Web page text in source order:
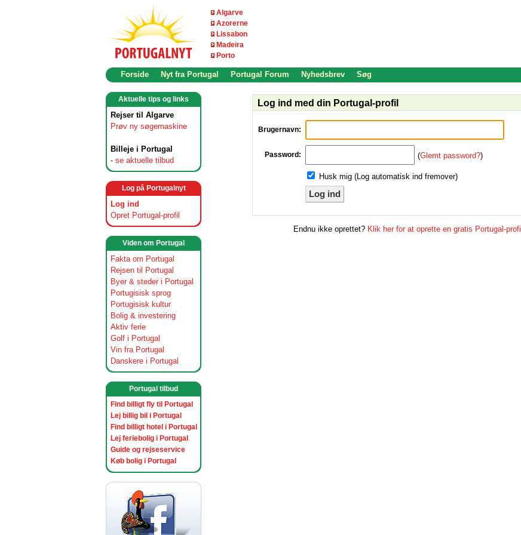
Algarve
Azorerne
Lissabon
Madeira
Porto
Forside Nyt fra Portugal Portugal Forum Nyhedsbrev Søg
Aktuelle tips og links
Rejser til Algarve
Prøv ny søgemaskine
Billeje i Portugal
- se aktuelle tilbud
Log på Portugalnyt
Log ind
Opret Portugal-profil
Viden om Portugal
Fakta om Portugal
Rejsen til Portugal
Byer & steder i Portugal
Portugisisk sprog
Portugisisk kultur
Bolig & investering
Aktiv ferie
Golf i Portugal
Vin fra Portugal
Danskere i Portugal
Portugal tilbud
Find billigt fly til Portugal
Lej billig bil i Portugal
Find billigt hotel i Portugal
Lej feriebolig i Portugal
Guide og rejseservice
Køb bolig i Portugal
Log ind med din Portugal-profil
Brugernavn:
Password: (Glemt password?)
Husk mig (Log automatisk ind fremover)
Log ind
Endnu ikke oprettet? Klik her for at oprette en gratis Portugal-profil